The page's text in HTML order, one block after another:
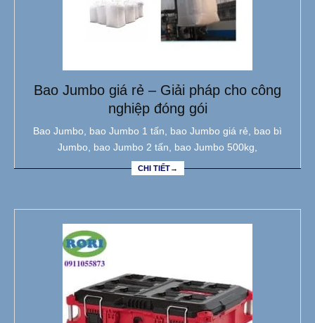
Bao Jumbo giá rẻ – Giải pháp cho công
nghiệp đóng gói
Bao Jumbo, bao Jumbo 1 tấn, bao Jumbo giá rẻ, bao bì
Jumbo, bao Jumbo 2 tấn, bao Jumbo 500kg,
CHI TIẾT→